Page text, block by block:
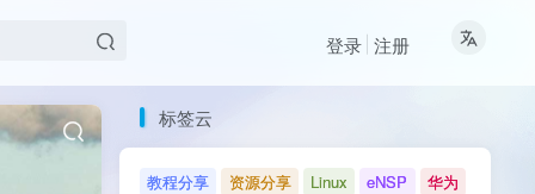
登录 注册
标签云
教程分享 资源分享 Linux eNSP
华为